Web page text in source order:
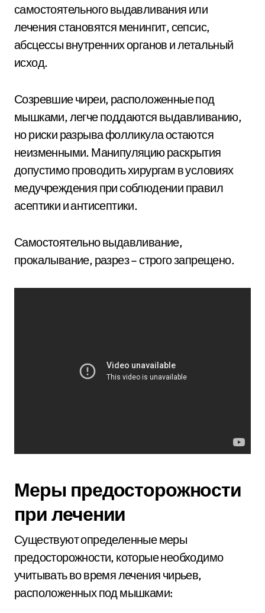
самостоятельного выдавливания или
лечения становятся менингит, сепсис,
абсцессы внутренних органов и летальный
исход.
Созревшие чиреи, расположенные под
мышками, легче поддаются выдавливанию,
но риски разрыва фолликула остаются
неизменными. Манипуляцию раскрытия
допустимо проводить хирургам в условиях
медучреждения при соблюдении правил
асептики и антисептики.
Самостоятельно выдавливание,
прокалывание, разрез – строго запрещено.
Меры предосторожности
при лечении
Существуют определенные меры
предосторожности, которые необходимо
учитывать во время лечения чирьев,
расположенных под мышками: